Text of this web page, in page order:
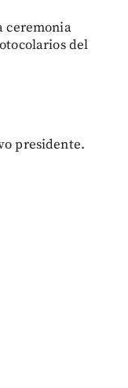
ceremonia
del
presidente.